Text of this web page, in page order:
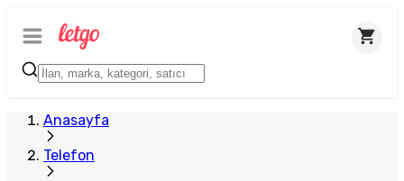
Anasayfa
Telefon
Plus Satıcı